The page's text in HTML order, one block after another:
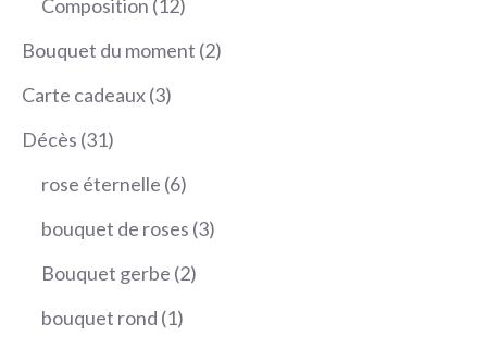
Composition 12
produits
Bouquet du moment 22
Carte cadeaux 33
Décès 3131
produits
rose éternelle 66
produits
bouquet de roses 33
Bouquet gerbe 22
bouquet rond 11